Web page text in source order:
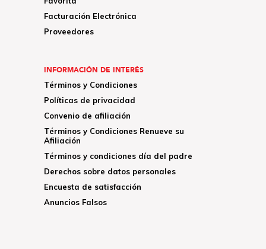
Facturación Electrónica
Proveedores
INFORMACIÓN DE INTERÉS
Términos y Condiciones
Políticas de privacidad
Convenio de afiliación
Términos y Condiciones Renueve su
Afiliación
Términos y condiciones día del padre
Derechos sobre datos personales
Encuesta de satisfacción
Anuncios Falsos